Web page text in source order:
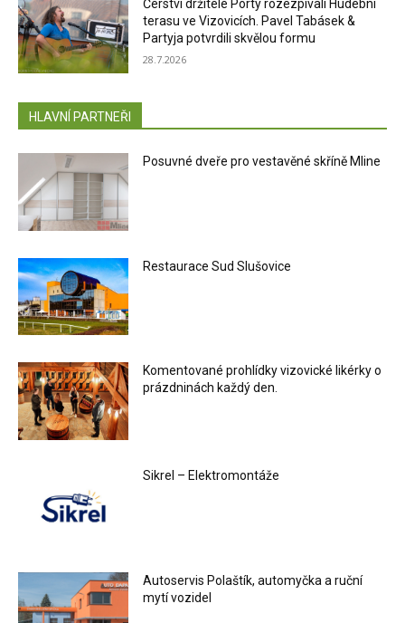
Čerství držitelé Porty rozezpívali Hudební
terasu ve Vizovicích. Pavel Tabásek &
Partyja potvrdili skvělou formu
28.7.2026
HLAVNÍ PARTNEŘI
Posuvné dveře pro vestavěné skříně Mline
Restaurace Sud Slušovice
Komentované prohlídky vizovické likérky o
prázdninách každý den.
Sikrel – Elektromontáže
Autoservis Polaštík, automyčka a ruční
mytí vozidel